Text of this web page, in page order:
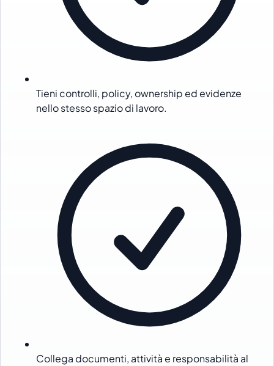
Tieni controlli, policy, ownership ed evidenze
nello stesso spazio di lavoro.
Collega documenti, attività e responsabilità al